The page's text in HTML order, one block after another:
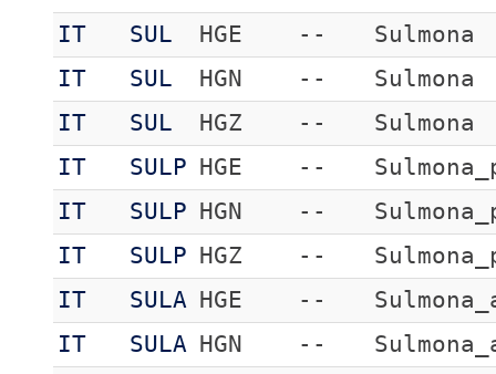
IT
SUL HGE --
Sulmona
IT
SUL HGN --
Sulmona
IT
SUL HGZ --
Sulmona
IT
SULP HGE --
IT
SULP HGN --
IT
SULP HGZ --
IT
SULA HGE --
IT
SULA HGN --